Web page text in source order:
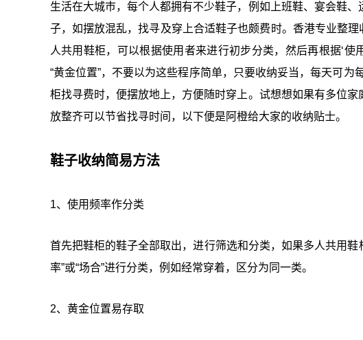
生活在大城巿，每个人都拥有不少鞋子，例如上班鞋、宴会鞋
子，如摆放混乱，找寻及穿上合适鞋子也颇费时。香港专业整
人共用鞋柜，可以根据使用者来进行初步分类，然后再根据‘使
“黄金位置”，不要以为这些程序简单，只要收纳妥当，每天可
柜找寻费时，便摆放地上，方便随时穿上。试想想如果有多位
放整齐可以节省找寻时间，以下便是阿橙给大家的收纳贴士。
鞋子收纳简易方法
1、使用频率作分类
首先把鞋柜的鞋子全部取出，进行筛选和分类，如果多人共用
率”或“场合”进行分类，例如经常穿着，区分为同一类。
2、 黄金位置易存取